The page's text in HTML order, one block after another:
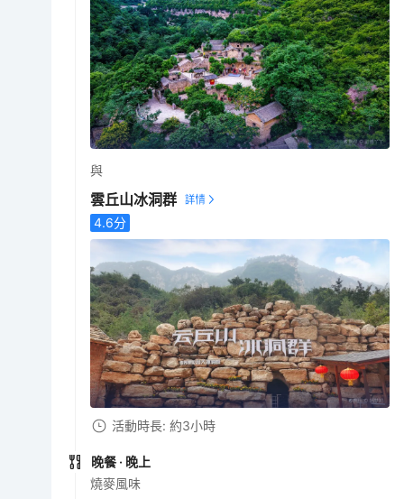
與
雲丘山冰洞群
4.6分
活動時長: 約3小時
晚餐 · 晚上
燒麥風味